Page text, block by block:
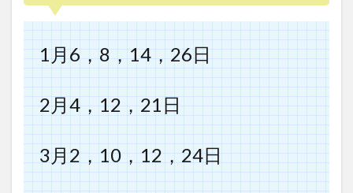
1月6，8，14，26日
2月4，12，21日
3月2，10，12，24日